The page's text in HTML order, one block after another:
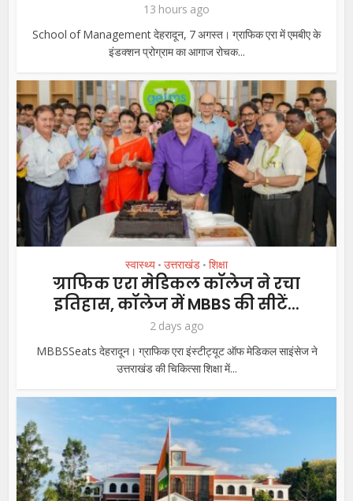
13 hours ago
School of Management देहरादून, 7 अगस्त। ग्राफिक एरा में एमबीए के
इंडक्शन प्रोग्राम का आगाज रोचक...
स्वास्थ्य • उत्तराखंड • शिक्षा
ग्राफिक एरा मेडिकल कॉलेज ने रचा
इतिहास, कॉलेज में MBBS की सीटें...
2 days ago
MBBSSeats देहरादून। ग्राफिक एरा इंस्टीट्यूट ऑफ मेडिकल साइंसेज ने
उत्तराखंड की चिकित्सा शिक्षा में...